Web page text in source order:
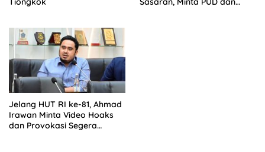
Jelang HUT RI ke-81, Ahmad
Irawan Minta Video Hoaks
dan Provokasi Segera